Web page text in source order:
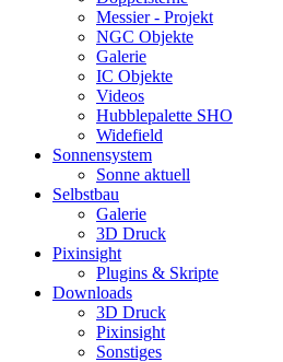
Messier - Projekt
NGC Objekte
Galerie
IC Objekte
Videos
Hubblepalette SHO
Widefield
Sonnensystem
Sonne aktuell
Selbstbau
Galerie
3D Druck
Pixinsight
Plugins & Skripte
Downloads
3D Druck
Pixinsight
Sonstiges